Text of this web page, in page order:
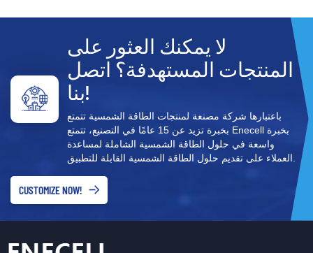
لا يمكنك العثور على
المنتجات المستهدفة؟ اتصل
بنا!
باعتبارها شركة مصنعة لمنتجات الطاقة الشمسية تتمتع
بخبرة تزيد عن 15 عامًا في التصنيع، تتمتع Enecell بخبرة
واسعة في حلول الطاقة الشمسية الشاملة لمساعدة
CUSTOMIZE NOW!